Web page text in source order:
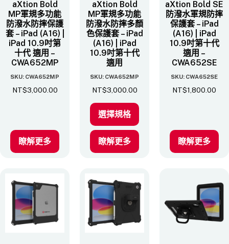
aXtion Bold
MP軍規多功能
防潑水防摔保護
套 – iPad (A16) |
iPad 10.9吋第
十代 適用 –
CWA652MP
SKU: CWA652MP
NT$3,000.00
瞭解更多
aXtion Bold
MP軍規多功能
防潑水防摔多顏
色保護套 – iPad
(A16) | iPad
10.9吋第十代
適用
SKU: CWA652MP
NT$3,000.00
選擇規格
瞭解更多
aXtion Bold SE
防潑水軍規防摔
保護套 – iPad
(A16) | iPad
10.9吋第十代
適用 –
CWA652SE
SKU: CWA652SE
NT$1,800.00
瞭解更多